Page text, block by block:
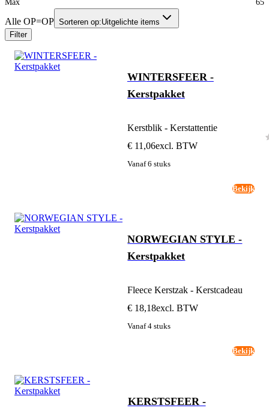
Max 65
Alle OP=OP Sorteren op:Uitgelichte items
Filter
WINTERSFEER -
Kerstpakket
Kerstblik - Kerstattentie
€ 11,06excl. BTW
Vanaf 6 stuks
Bekijk
NORWEGIAN STYLE -
Kerstpakket
Fleece Kerstzak - Kerstcadeau
€ 18,18excl. BTW
Vanaf 4 stuks
Bekijk
KERSTSFEER -